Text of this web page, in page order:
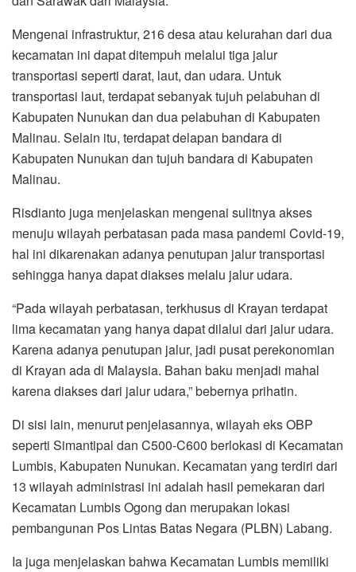
Mengenai infrastruktur, 216 desa atau kelurahan dari dua
kecamatan ini dapat ditempuh melalui tiga jalur
transportasi seperti darat, laut, dan udara. Untuk
transportasi laut, terdapat sebanyak tujuh pelabuhan di
Kabupaten Nunukan dan dua pelabuhan di Kabupaten
Malinau. Selain itu, terdapat delapan bandara di
Kabupaten Nunukan dan tujuh bandara di Kabupaten
Malinau.
Risdianto juga menjelaskan mengenai sulitnya akses
menuju wilayah perbatasan pada masa pandemi Covid-19,
hal ini dikarenakan adanya penutupan jalur transportasi
sehingga hanya dapat diakses melalu jalur udara.
“Pada wilayah perbatasan, terkhusus di Krayan terdapat
lima kecamatan yang hanya dapat dilalui dari jalur udara.
Karena adanya penutupan jalur, jadi pusat perekonomian
di Krayan ada di Malaysia. Bahan baku menjadi mahal
karena diakses dari jalur udara,” bebernya prihatin.
Di sisi lain, menurut penjelasannya, wilayah eks OBP
seperti Simantipal dan C500-C600 berlokasi di Kecamatan
Lumbis, Kabupaten Nunukan. Kecamatan yang terdiri dari
13 wilayah administrasi ini adalah hasil pemekaran dari
Kecamatan Lumbis Ogong dan merupakan lokasi
pembangunan Pos Lintas Batas Negara (PLBN) Labang.
Ia juga menjelaskan bahwa Kecamatan Lumbis memiliki